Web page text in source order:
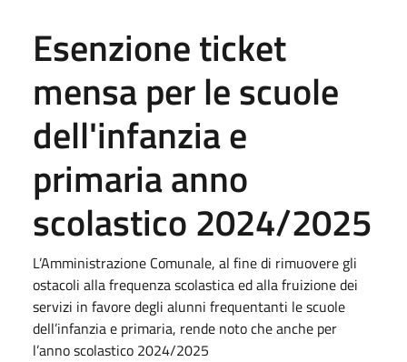
Esenzione ticket
mensa per le scuole
dell'infanzia e
primaria anno
scolastico 2024/2025
L’Amministrazione Comunale, al fine di rimuovere gli
ostacoli alla frequenza scolastica ed alla fruizione dei
servizi in favore degli alunni frequentanti le scuole
dell’infanzia e primaria, rende noto che anche per
l’anno scolastico 2024/2025